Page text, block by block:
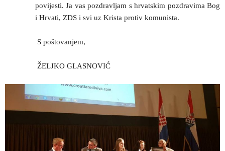
povijesti. Ja vas pozdravljam s hrvatskim pozdravima Bog
i Hrvati, ZDS i svi uz Krista protiv komunista.
S poštovanjem,
ŽELJKO GLASNOVIĆ